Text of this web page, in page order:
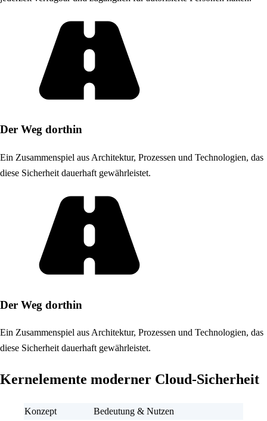
Der Weg dorthin
Ein Zusammenspiel aus Architektur, Prozessen und Technologien, das
diese Sicherheit dauerhaft gewährleistet.
Der Weg dorthin
Ein Zusammenspiel aus Architektur, Prozessen und Technologien, das
diese Sicherheit dauerhaft gewährleistet.
Kernelemente moderner Cloud-Sicherheit
Konzept Bedeutung & Nutzen